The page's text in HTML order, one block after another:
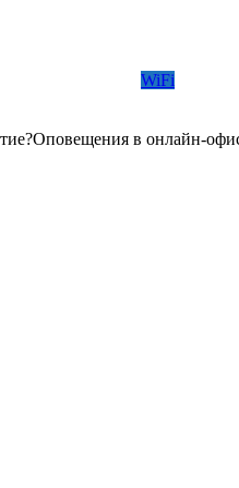
WiFi
в онлайн-